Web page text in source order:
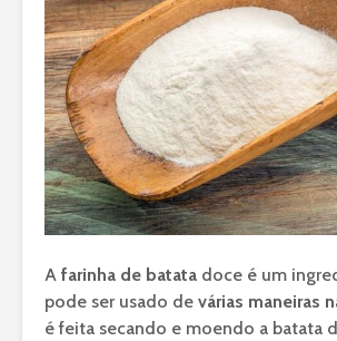
A farinha de batata doce é um
pode ser usado de várias maneiras
é feita secando e moendo a batata